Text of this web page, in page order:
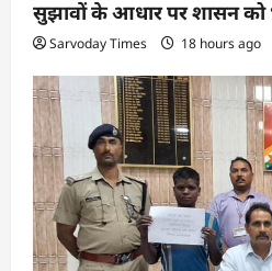
सुझावों के आधार पर शासन को
Sarvoday Times 18 hours ago